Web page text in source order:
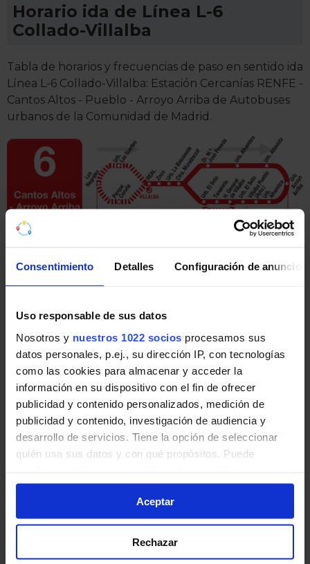
Consentimiento Detalles Configuración de anuncios
Uso responsable de sus datos
Nosotros y nuestros 1022 socios procesamos sus
datos personales, p.ej., su dirección IP, con tecnologías
como las cookies para almacenar y acceder la
información en su dispositivo con el fin de ofrecer
publicidad y contenido personalizados, medición de
publicidad y contenido, investigación de audiencia y
desarrollo de servicios. Tiene la opción de seleccionar
quién usa sus datos y con qué propósitos. Puede
momento desde la Declaración de cookies o clicando en
el Menú de consentimiento.
Si lo permite, también quisiéramos:
Recopilar información sobre su ubicación
Aceptar
Rechazar
Horario ida de Línea L-6
Collado-Villalba
Tabla de horarios y frecuencias de paso en sentido ida
Línea L-6 Collado-Villalba: Estación Cercanías RENFE -
Cantos Altos - Pueblo - Arroyo Arriba de Autobuses
urbanos de la Comunidad de Madrid.
Pincha en la imagen para ampliarla a pantalla completa.
Horario vuelta de Línea L-6
Collado-Villalba
Tabla de horarios y frecuencias de paso en sentido
vuelta Línea L-6 Collado-Villalba: Estación Cercanías
RENFE - Cantos Altos - Pueblo - Arroyo Arriba de
Autobuses urbanos de la Comunidad de Madrid.